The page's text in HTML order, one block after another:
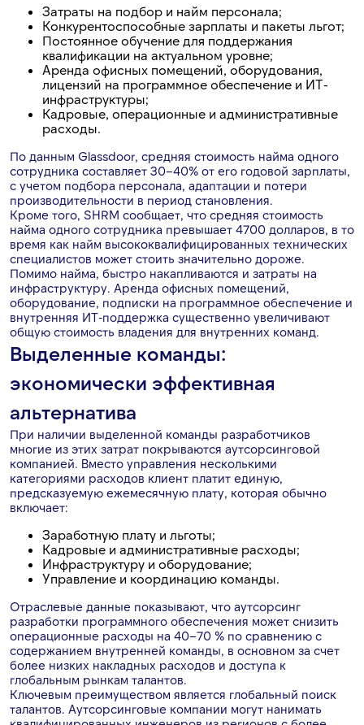
Затраты на подбор и найм персонала;
Конкурентоспособные зарплаты и пакеты льгот;
Постоянное обучение для поддержания
квалификации на актуальном уровне;
Аренда офисных помещений, оборудования,
лицензий на программное обеспечение и ИТ-
инфраструктуры;
Кадровые, операционные и административные
расходы.
По данным Glassdoor, средняя стоимость найма одного
сотрудника составляет 30–40% от его годовой зарплаты,
с учетом подбора персонала, адаптации и потери
производительности в период становления.
Кроме того, SHRM сообщает, что средняя стоимость
найма одного сотрудника превышает 4700 долларов, в то
время как найм высококвалифицированных технических
специалистов может стоить значительно дороже.
Помимо найма, быстро накапливаются и затраты на
инфраструктуру. Аренда офисных помещений,
оборудование, подписки на программное обеспечение и
внутренняя ИТ-поддержка существенно увеличивают
общую стоимость владения для внутренних команд.
Выделенные команды:
экономически эффективная
альтернатива
При наличии выделенной команды разработчиков
многие из этих затрат покрываются аутсорсинговой
компанией. Вместо управления несколькими
категориями расходов клиент платит единую,
предсказуемую ежемесячную плату, которая обычно
включает:
Заработную плату и льготы;
Кадровые и административные расходы;
Инфраструктуру и оборудование;
Управление и координацию команды.
Отраслевые данные показывают, что аутсорсинг
разработки программного обеспечения может снизить
операционные расходы на 40–70 % по сравнению с
содержанием внутренней команды, в основном за счет
более низких накладных расходов и доступа к
глобальным рынкам талантов.
Ключевым преимуществом является глобальный поиск
талантов. Аутсорсинговые компании могут нанимать